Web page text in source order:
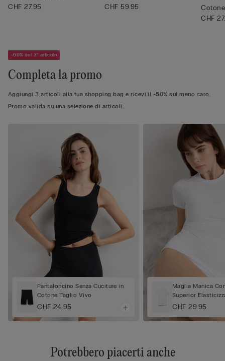
CHF 27.95
CHF 59.95
CHF
-50% sul 3° articolo
Completa la promo
Aggiungi 3 articoli alla tua shopping bag e ricevi il -50% sul meno caro.
Promo valida su una selezione di articoli.
Pantaloncino Senza Cuciture in
Cotone Taglio Vivo
CHF 24.95
Maglia Manica
Superior
CHF 29.95
Potrebbero piacerti anche